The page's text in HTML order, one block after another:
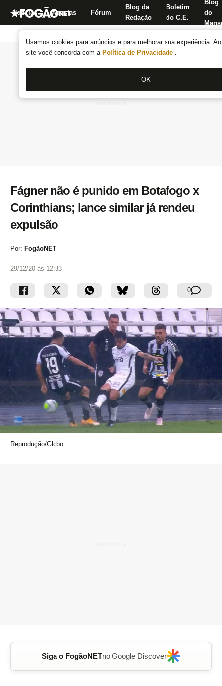
Usamos cookies para anúncios e para melhorar sua experiência.
site você concorda com a Política de Privacidade .
OK
Notícias Apostas Fórum
Blog da
Redação
Boletim
do C.E.
Blog
do
Fágner não é punido em Botafogo x
Corinthians; lance similar já rendeu
expulsão
Por: FogãoNET
29/12/20 às 12:33
0
Reprodução/Globo
Siga o FogãoNETno Google Discover